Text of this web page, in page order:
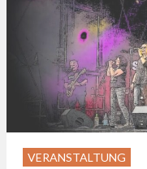
VERANSTALTUNG